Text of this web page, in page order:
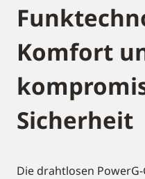
Komfort
Sicherheit
Die drahtlosen